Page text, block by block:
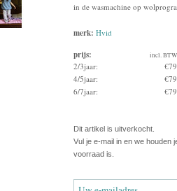
in de wasmachine op
merk: Hvid
prijs: incl.
2/3jaar:
4/5jaar:
6/7jaar:
Dit artikel is uitverkocht.
Vul je e-mail in en we houden
voorraad is.